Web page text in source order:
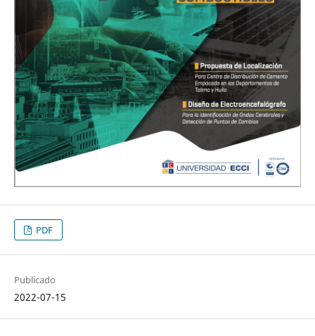
PDF
Publicado
2022-07-15